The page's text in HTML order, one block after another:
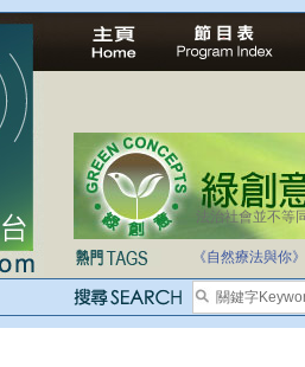
法治社會並不等
《自然療法與你》